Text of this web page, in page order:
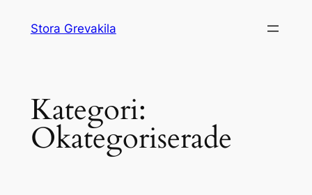
Stora Grevakila
Kategori:
Okategoriserade